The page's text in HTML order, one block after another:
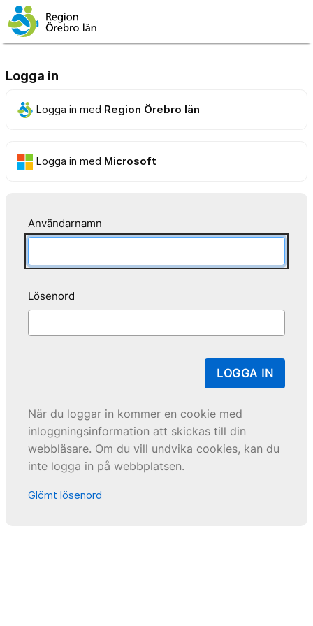
Logga in
Logga in med Region Örebro län
Logga in med Microsoft
Användarnamn
Lösenord
LOGGA IN
När du loggar in kommer en cookie med
inloggningsinformation att skickas till din
webbläsare. Om du vill undvika cookies, kan du
inte logga in på webbplatsen.
Glömt lösenord